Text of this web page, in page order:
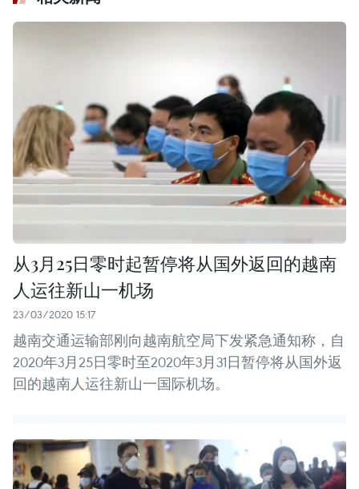
从3月25日零时起暂停将从国外返回的越南
人运往新山一机场
23/03/2020 15:17
越南交通运输部刚向越南航空局下发紧急通知称，自
2020年3月25日零时至2020年3月31日暂停将从国外返
回的越南人运往新山一国际机场。